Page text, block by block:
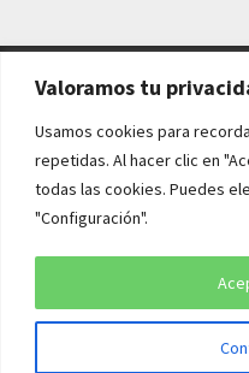
Valoramos tu
Usamos cookies para
repetidas. Al hacer clic en
todas las cookies. Puedes
"Configuración".
AVISO LEGAL Y
Aviso legal
Política de cookies